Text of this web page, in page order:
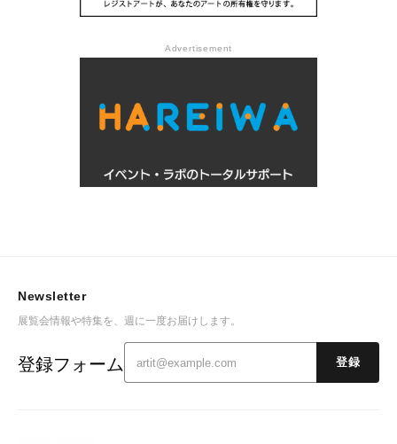
Advertisement
Newsletter
展覧会情報や特集を、週に一度お届けします。
登録フォーム 登録